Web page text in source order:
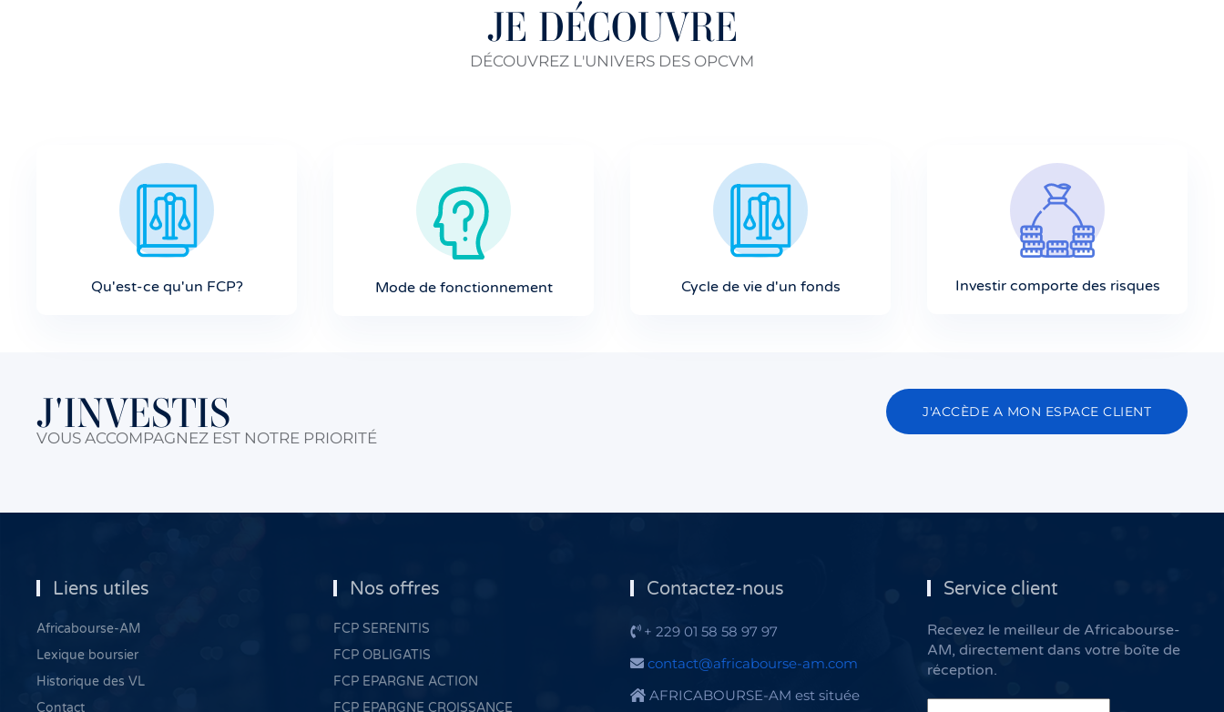
JE DÉCOUVRE
DÉCOUVREZ L'UNIVERS DES OPCVM
Qu'est-ce qu'un FCP? Mode de fonctionnement Cycle de vie d'un fonds Investir comporte des risques
J'INVESTIS
VOUS ACCOMPAGNEZ EST NOTRE PRIORITÉ
J'ACCÈDE A MON ESPACE CLIENT
Liens utiles
Africabourse-AM
Lexique boursier
Historique des VL
Contact
Nos offres
FCP SERENITIS
FCP OBLIGATIS
FCP EPARGNE ACTION
FCP EPARGNE CROISSANCE
Contactez-nous
+ 229 01 58 58 97 97
contact@africabourse-am.com
AFRICABOURSE-AM est située
Service client
Recevez le meilleur de Africabourse-
AM, directement dans votre boîte de
réception.